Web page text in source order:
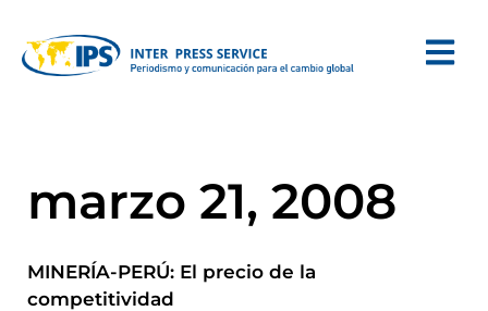
marzo 21, 2008
MINERÍA-PERÚ: El precio de la
competitividad